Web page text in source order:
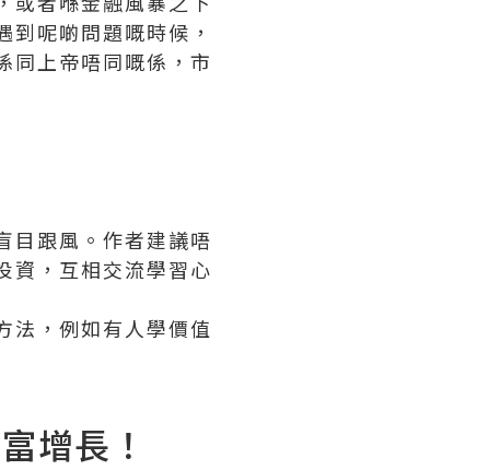
呢啲問題嘅時候，
同上帝唔同嘅係，市
目跟風。作者建議唔
資，互相交流學習心
法，例如有人學價值
增長！